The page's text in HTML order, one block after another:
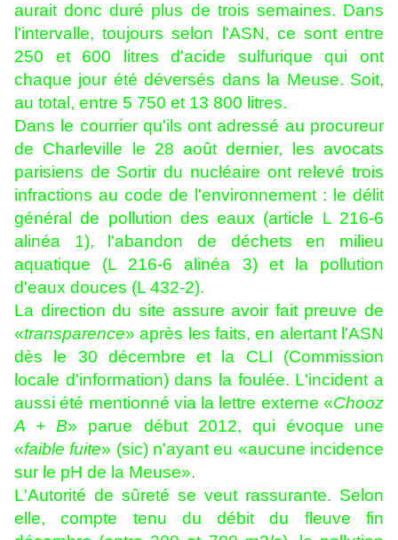
aurait donc duré plus de trois semaines. Dans
l'intervalle, toujours selon l'ASN, ce sont entre
250 et 600 litres d'acide sulfurique qui ont
chaque jour été déversés dans la Meuse. Soit,
au total, entre 5 750 et 13 800 litres.
Dans le courrier qu'ils ont adressé au procureur
de Charleville le 28 août dernier, les avocats
parisiens de Sortir du nucléaire ont relevé trois
infractions au code de l'environnement : le délit
général de pollution des eaux (article L 216-6
alinéa 1), l'abandon de déchets en milieu
aquatique (L 216-6 alinéa 3) et la pollution
d'eaux douces (L 432-2).
La direction du site assure avoir fait preuve de
«transparence» après les faits, en alertant l'ASN
dès le 30 décembre et la CLI (Commission
locale d'information) dans la foulée. L'incident a
aussi été mentionné via la lettre externe «Chooz
A + B» parue début 2012, qui évoque une
«faible fuite» (sic) n'ayant eu «aucune incidence
sur le pH de la Meuse».
L'Autorité de sûreté se veut rassurante. Selon
elle, compte tenu du débit du fleuve fin